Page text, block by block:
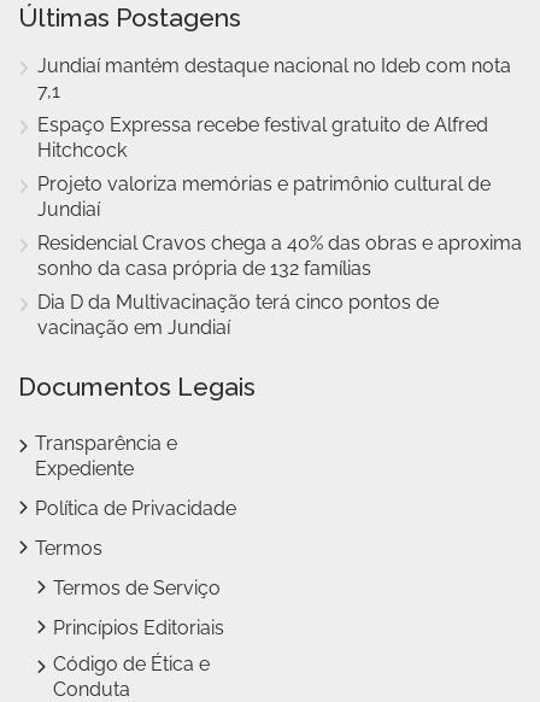
Últimas Postagens
Jundiaí mantém destaque nacional no Ideb com nota
7,1
Espaço Expressa recebe festival gratuito de Alfred
Hitchcock
Projeto valoriza memórias e patrimônio cultural de
Jundiaí
Residencial Cravos chega a 40% das obras e aproxima
sonho da casa própria de 132 famílias
Dia D da Multivacinação terá cinco pontos de
vacinação em Jundiaí
Documentos Legais
Transparência e
Expediente
Política de Privacidade
Termos
Termos de Serviço
Princípios Editoriais
Código de Ética e
Conduta